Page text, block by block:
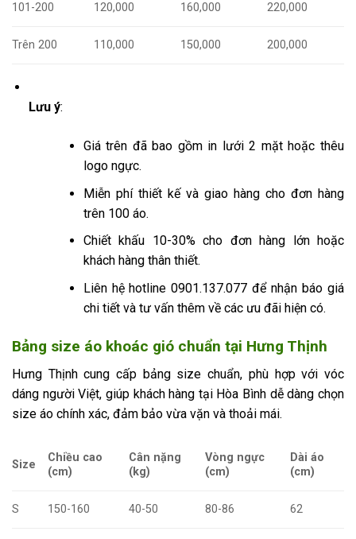
101-200 120,000 160,000 220,000
Trên 200 110,000 150,000 200,000
Lưu ý:
Giá trên đã bao gồm in lưới 2 mặt hoặc thêu
logo ngực.
Miễn phí thiết kế và giao hàng cho đơn hàng
trên 100 áo.
Chiết khấu 10-30% cho đơn hàng lớn hoặc
khách hàng thân thiết.
Liên hệ hotline 0901.137.077 để nhận báo giá
chi tiết và tư vấn thêm về các ưu đãi hiện có.
Bảng size áo khoác gió chuẩn tại Hưng Thịnh
Hưng Thịnh cung cấp bảng size chuẩn, phù hợp với vóc
dáng người Việt, giúp khách hàng tại Hòa Bình dễ dàng chọn
size áo chính xác, đảm bảo vừa vặn và thoải mái.
Size
Chiều cao
(cm)
Cân nặng
(kg)
Vòng ngực
(cm)
Dài áo
(cm)
S 150-160 40-50 80-86 62